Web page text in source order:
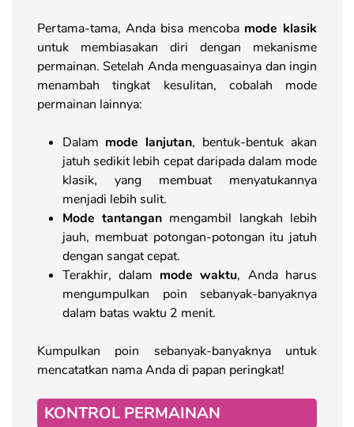
Pertama-tama, Anda bisa mencoba mode klasik
untuk membiasakan diri dengan mekanisme
permainan. Setelah Anda menguasainya dan ingin
menambah tingkat kesulitan, cobalah mode
permainan lainnya:
Dalam mode lanjutan, bentuk-bentuk akan
jatuh sedikit lebih cepat daripada dalam mode
klasik, yang membuat menyatukannya
menjadi lebih sulit.
Mode tantangan mengambil langkah lebih
jauh, membuat potongan-potongan itu jatuh
dengan sangat cepat.
Terakhir, dalam mode waktu, Anda harus
mengumpulkan poin sebanyak-banyaknya
dalam batas waktu 2 menit.
Kumpulkan poin sebanyak-banyaknya untuk
mencatatkan nama Anda di papan peringkat!
KONTROL PERMAINAN